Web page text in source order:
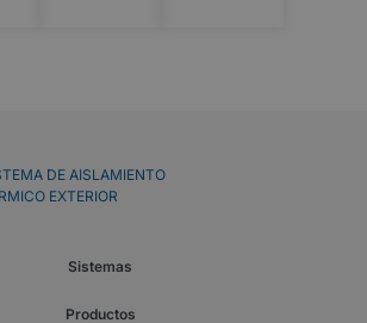
DE AISLAMIENTO
EXTERIOR
Sistemas
Productos